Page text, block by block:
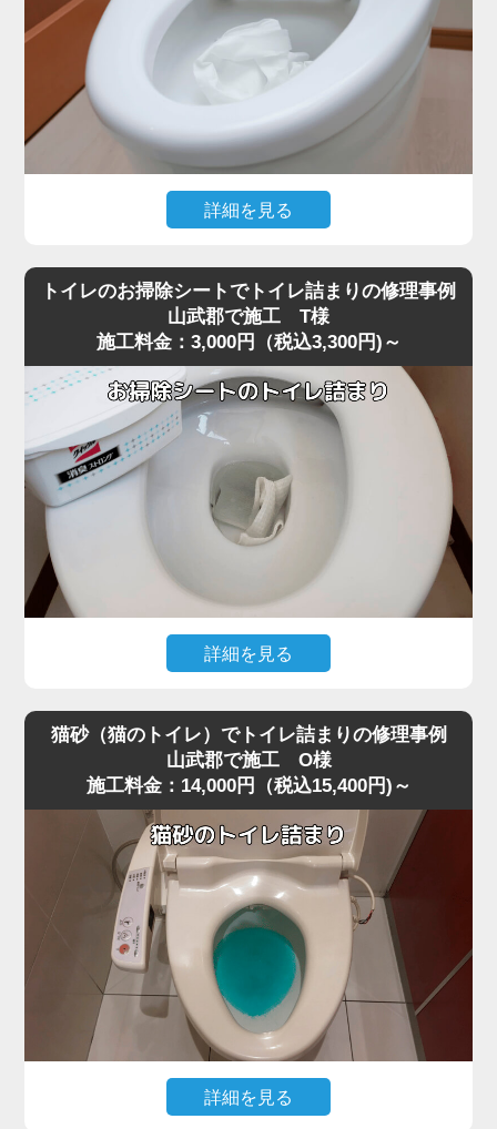
詳細を見る
下がらなくなり、トイレが全く使えなくなったというご相
現場に到着して状況を確認すると、便器の奥でペーパーが
大きな塊になっており、ラバーカップでは全く動かないほ
ど強く噛み込んでいる状態でした。
最近の節水型トイレは水量が少ないため、山武郡周辺でも
大量のトイレットペーパーがS字カーブの奥で団子状に固
まり、手前には見えない位置で完全に閉塞を起こすケース
が増えています。
こうした奥の詰まりは家庭用の道具では届かず、無理に押
すと内部でさらに強く詰まってしまうことがあります。
今回は業務用の高圧ポンプを使用し、詰まりの核心部分へ
圧力を段階的にかける方法で作業を行いました。
急激に圧力を加えると便器に負担がかかるため、内部の抵
抗を確認しながら慎重に数回加圧。
押し流されて一気に通水が回復しました。
作業後は複数回の排水テストも行い、逆流・異音・水位の
異常がないことを確認し、安心して使用できる状態に復
旧。
最後に、再発防止策として「トイレットペーパーは2～3回
に分けて流す」「厚手ペーパーを大量に使わない」など正
しい使い方もお伝えしました。
大量のペーパーによる詰まりは軽度に見えても、便器内部
の奥で固まっていることが多く、高圧ポンプのような専門
機材でないと解消が難しいケースが非常に多いです。
トイレのお掃除シートでトイレ詰まりの修理事例
山武郡で施工 T様
施工料金：3,000円（税込3,300円)～
詳細を見る
水位が上がったまま下がらなくなり、トイレが完全に詰ま
ってしまったというご相談がありました。
現場を確認すると、便器の奥でシートがしっかりと引っ掛
かり、手前の見える部分ではなくS字奥で固く詰まってい
る状態でした。
最近は「流せる」と書かれたお掃除シートが普及していま
すが、実際にはトイレットペーパーほど水に溶けにくく、
山武郡周辺でもシート詰まりのトラブルが増えています。
特に節水型トイレでは水量が少ないため、少し厚めのシー
トでも奥で丸まって団子状に固まりやすく、家庭用のラバ
ーカップではほとんど動かないケースが多いのが特徴で
今回の現場では、業務用の高圧ポンプを使用し、詰まりの
ある深い位置に圧力を段階的にかけて作業を行いました。
数回加圧すると、固まっていたシートの塊が崩れ、排水路
猫砂（猫のトイレ）でトイレ詰まりの修理事例
山武郡で施工 O様
施工料金：14,000円（税込15,400円)～
詳細を見る